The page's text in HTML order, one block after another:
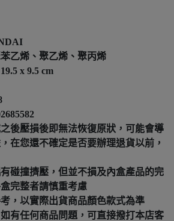
乙烯、聚乙烯、聚丙烯
x 9.5 cm
壓損後即無法恢復原狀，可能會導
在您還不確定是否要辦理退貨以前，
撞擠壓，但並不損及內盒產品的完
完整者請慎重考慮
以實際出貨商品顏色款式為準
任何商品問題，可直接撥打本店客